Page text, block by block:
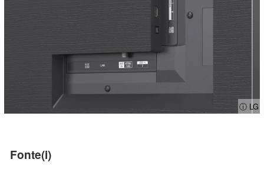
ⓘ LG
Fonte(i)